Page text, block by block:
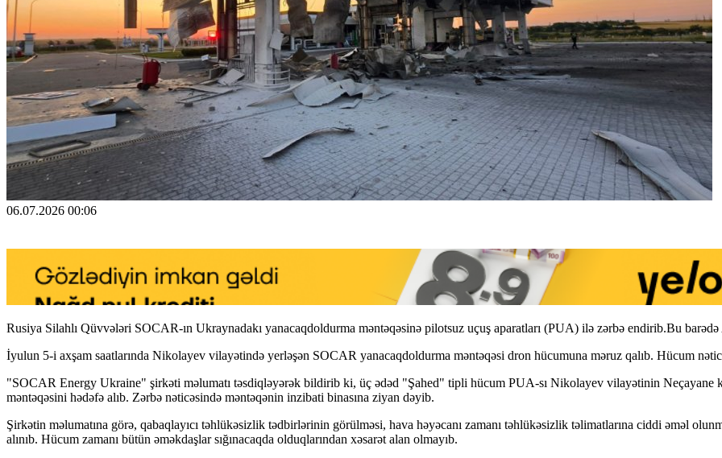
06.07.2026 00:06
Rusiya Silahlı Qüvvələri SOCAR-ın Ukraynadakı yanacaqdoldurma məntəqəsinə pilotsuz uçuş aparatları (PUA) ilə zərbə endirib.Bu
İyulun 5-i axşam saatlarında Nikolayev vilayətində yerləşən SOCAR yanacaqdoldurma məntəqəsi dron hücumuna məruz qalıb. Hücum
"SOCAR Energy Ukraine" şirkəti məlumatı təsdiqləyərək bildirib ki, üç ədəd "Şahed" tipli hücum PUA-sı Nikolayev vilayətinin Neçayane
məntəqəsini hədəfə alıb. Zərbə nəticəsində məntəqənin inzibati binasına ziyan dəyib.
Şirkətin məlumatına görə, qabaqlayıcı təhlükəsizlik tədbirlərinin görülməsi, hava həyəcanı zamanı təhlükəsizlik təlimatlarına ciddi əməl
alınıb. Hücum zamanı bütün əməkdaşlar sığınacaqda olduqlarından xəsarət alan olmayıb.